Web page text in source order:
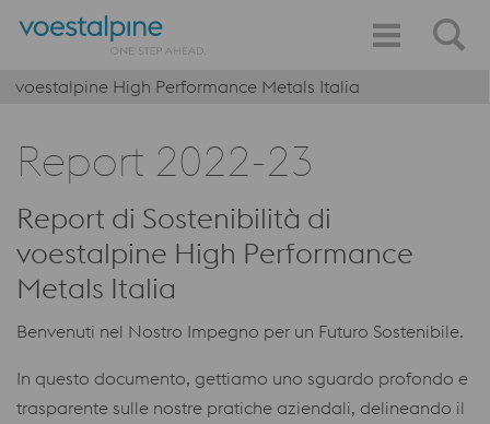
voestalpine High Performance Metals Italia
Report 2022-23
Report di Sostenibilità di
voestalpine High Performance
Metals Italia
Benvenuti nel Nostro Impegno per un Futuro Sostenibile.
In questo documento, gettiamo uno sguardo profondo e
trasparente sulle nostre pratiche aziendali, delineando il